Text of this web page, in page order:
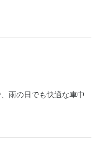
雨の日でも快適な車中